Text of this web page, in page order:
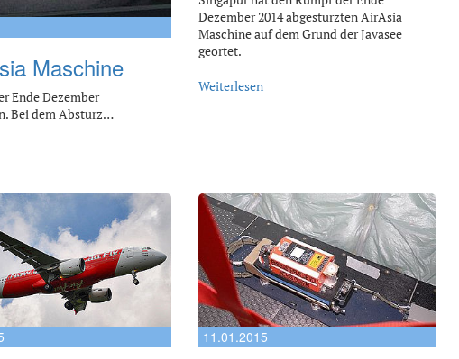
Maschine
Ende Dezember
Bei dem Absturz…
Dezember 2014 abgestürzten AirAsia
Maschine auf dem Grund der Javasee
geortet.
Weiterlesen
11.01.2015